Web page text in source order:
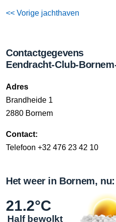
<< Vorige jachthaven
Contactgegevens
Eendracht-Club-
Adres
Brandheide 1
2880 Bornem
Contact:
Telefoon +32 476 23 42 10
Het weer in Bornem, nu:
21.2°C
Half bewolkt